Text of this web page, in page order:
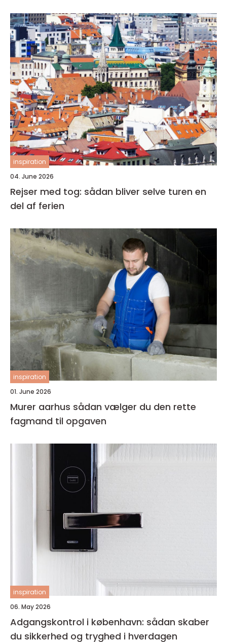
inspiration
04. June 2026
Rejser med tog: sådan bliver selve turen en
del af ferien
inspiration
01. June 2026
Murer aarhus sådan vælger du den rette
fagmand til opgaven
inspiration
06. May 2026
Adgangskontrol i københavn: sådan skaber
du sikkerhed og tryghed i hverdagen